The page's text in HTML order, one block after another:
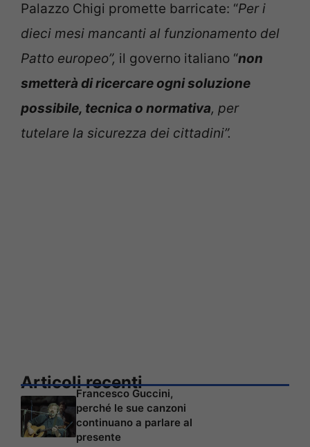
Palazzo Chigi promette barricate: “Per i
dieci mesi mancanti al funzionamento del
Patto europeo”, il governo italiano “non
smetterà di ricercare ogni soluzione
possibile, tecnica o normativa, per
tutelare la sicurezza dei cittadini”.
Articoli recenti
Francesco Guccini,
perché le sue canzoni
continuano a parlare al
presente